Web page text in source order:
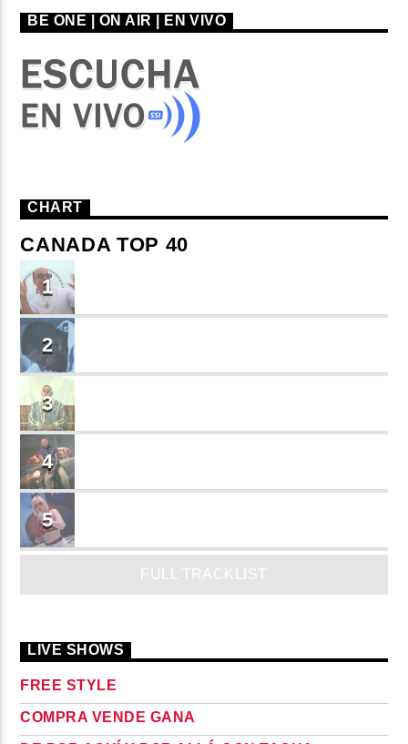
BE ONE | ON AIR | EN VIVO
CHART
CANADA TOP 40
1
2
3
4
5
FULL TRACKLIST
LIVE SHOWS
FREE STYLE
COMPRA VENDE GANA